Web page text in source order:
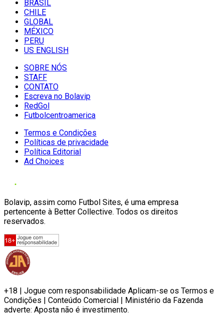
BRASIL
CHILE
GLOBAL
MÉXICO
PERU
US ENGLISH
SOBRE NÓS
STAFF
CONTATO
Escreva no Bolavip
RedGol
Futbolcentroamerica
Termos e Condições
Políticas de privacidade
Política Editorial
Ad Choices
Bolavip, assim como Futbol Sites, é uma empresa
pertencente à Better Collective. Todos os direitos
reservados.
+18 | Jogue com responsabilidade Aplicam-se os Termos e
Condições | Conteúdo Comercial | Ministério da Fazenda
adverte: Aposta não é investimento.